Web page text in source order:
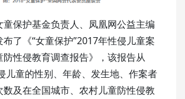
童保护基金负责人、凤凰网公益主编
了《“女童保护”2017年性侵儿童案
性侵教育调查报告》，该报告从
儿童的性别、年龄、发生地、作案者
及在全国城市、农村儿童防性侵教